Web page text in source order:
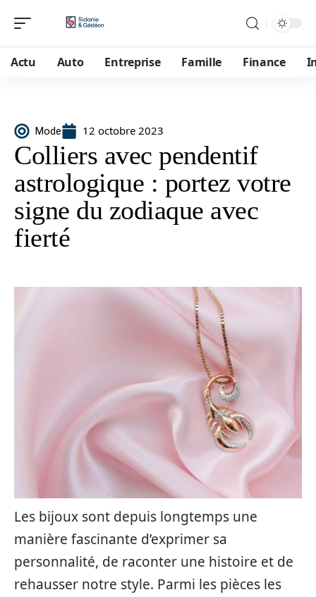
Actu Auto Entreprise Famille Finance
Mode 12 octobre 2023
Colliers avec pendentif
astrologique : portez votre
signe du zodiaque avec
fierté
Les bijoux sont depuis longtemps une
manière fascinante d’exprimer sa
personnalité, de raconter une histoire et de
rehausser notre style. Parmi les pièces les